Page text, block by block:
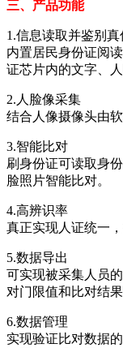
三、产品功能
1.信息读取并鉴别真
内置居民身份证阅
证芯片内的文字、
2.人脸像采集
结合人像摄像头由
3.智能比对
刷身份证可读取身
脸照片智能比对。
4.高辨识率
真正实现人证统一
5.数据导出
可实现被采集人员
对门限值和比对结果
6.数据管理
实现验证比对数据